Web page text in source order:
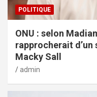
POLITIQUE
ONU : selon
rapprocherait
Macky Sall
admin